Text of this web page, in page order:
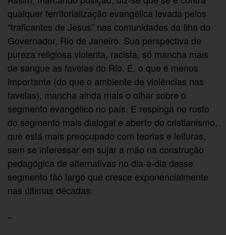
qualquer territorialização evangélica levada pelos
“traficantes de Jesus” nas comunidades da Ilha do
Governador, Rio de Janeiro. Sua perspectiva de
pureza religiosa violenta, racista, só mancha mais
de sangue as favelas do Rio. E, o que é menos
importante (do que o ambiente de violências nas
favelas), mancha ainda mais o olhar sobre o
segmento evangélico no país. E respinga no rosto
do segmento mais dialogal e aberto do cristianismo,
que está mais preocupado com teorias e leituras,
sem se interessar em sujar a mão na construção
pedagógica de alternativas no dia-a-dia desse
segmento tão largo que cresce exponencialmente
nas últimas décadas.
–